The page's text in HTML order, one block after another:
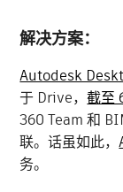
解决方案：
Autodesk
于 Drive，截至
360 Team 和
联。话虽如此，
务。